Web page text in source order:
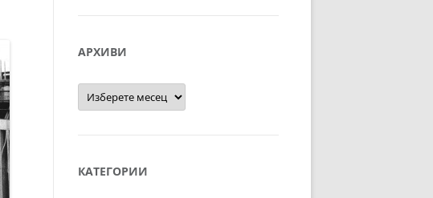
АРХИВИ
Архиви
КАТЕГОРИИ